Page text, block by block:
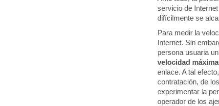
servicio de
difícilmente se
Para medir la
Internet. Sin
persona usuaria
velocidad
enlace. A tal
contratación, de
experimentar la
operador de los